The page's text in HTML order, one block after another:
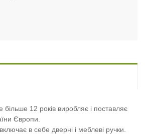
більше 12 років виробляє і поставляє
Європи.
включає в себе дверні і меблеві ручки.